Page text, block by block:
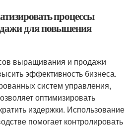
процессы
для повышения
выращивания и продажи
эффективность бизнеса.
систем управления,
оптимизировать
издержки. Использование
помогает контролировать